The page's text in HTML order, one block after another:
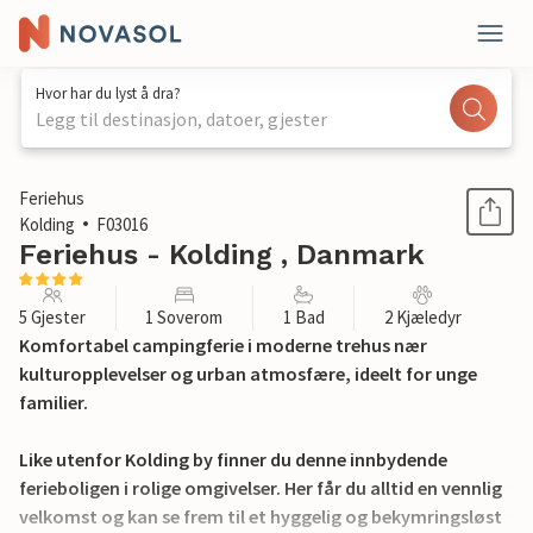
Hvor har du lyst å dra?
Legg til destinasjon, datoer, gjester
1 / 26
Feriehus
Kolding
F03016
Feriehus - Kolding , Danmark
5 Gjester 1 Soverom 1 Bad 2 Kjæledyr
Komfortabel campingferie i moderne trehus nær
kulturopplevelser og urban atmosfære, ideelt for unge
familier.
Like utenfor Kolding by finner du denne innbydende
ferieboligen i rolige omgivelser. Her får du alltid en vennlig
velkomst og kan se frem til et hyggelig og bekymringsløst